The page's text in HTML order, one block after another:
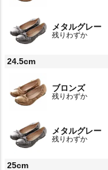
メタルグレー
残りわずか
24.5cm
ブロンズ
残りわずか
メタルグレー
残りわずか
25cm